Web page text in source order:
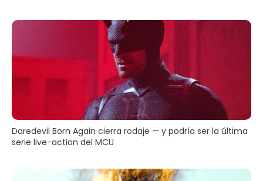
Daredevil Born Again cierra rodaje — y podría ser la última
serie live-action del MCU